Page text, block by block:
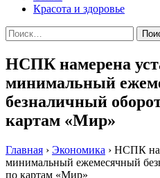
Красота и здоровье
Найти:
НСПК намерена
минимальный
безналичный
картам «Мир»
Главная › Экономика › НСПК
минимальный ежемесячный
по картам «Мир»